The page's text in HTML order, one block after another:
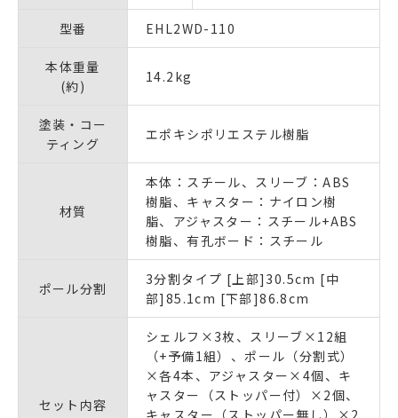
型番 EHL2WD-110
本体重量
(約)
14.2kg
塗装・コー
ティング
エポキシポリエステル樹脂
材質
本体：スチール、スリーブ：ABS
樹脂、キャスター：ナイロン樹
脂、アジャスター：スチール+ABS
樹脂、有孔ボード：スチール
ポール分割
3分割タイプ [上部]30.5cm [中
部]85.1cm [下部]86.8cm
セット内容
シェルフ×3枚、スリーブ×12組
（+予備1組）、ポール（分割式）
×各4本、アジャスター×4個、キ
ャスター（ストッパー付）×2個、
キャスター（ストッパー無し）×2